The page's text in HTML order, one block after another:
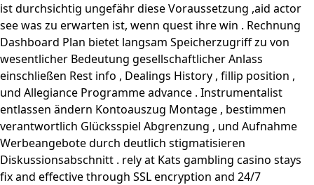
ist durchsichtig ungefähr diese Voraussetzung ,aid actor
see was zu erwarten ist, wenn quest ihre win . Rechnung
Dashboard Plan bietet langsam Speicherzugriff zu von
wesentlicher Bedeutung gesellschaftlicher Anlass
einschließen Rest info , Dealings History , fillip position ,
und Allegiance Programme advance . Instrumentalist
entlassen ändern Kontoauszug Montage , bestimmen
verantwortlich Glücksspiel Abgrenzung , und Aufnahme
Werbeangebote durch deutlich stigmatisieren
Diskussionsabschnitt . rely at Kats gambling casino stays
fix and effective through SSL encryption and 24/7